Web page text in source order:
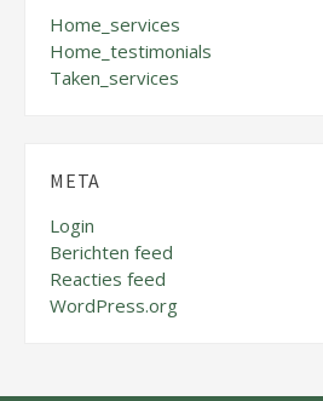
Home_services
Home_testimonials
Taken_services
META
Login
Berichten feed
Reacties feed
WordPress.org